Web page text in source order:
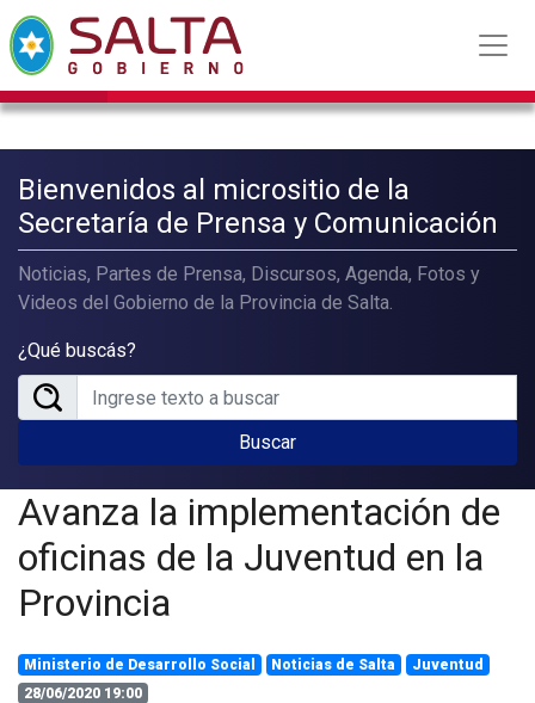
Bienvenidos al micrositio de la
Secretaría de Prensa y Comunicación
Noticias, Partes de Prensa, Discursos, Agenda, Fotos y
Videos del Gobierno de la Provincia de Salta.
¿Qué buscás?
Buscar
Avanza la implementación de
oficinas de la Juventud en la
Provincia
Ministerio de Desarrollo Social Noticias de Salta
Juventud
28/06/2020 19:00